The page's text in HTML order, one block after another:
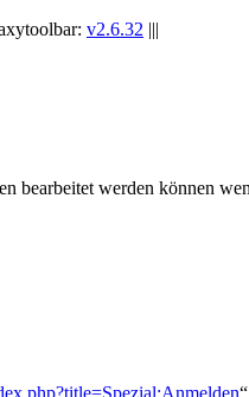
v2.6.32 |||
bearbeitet werden können
“